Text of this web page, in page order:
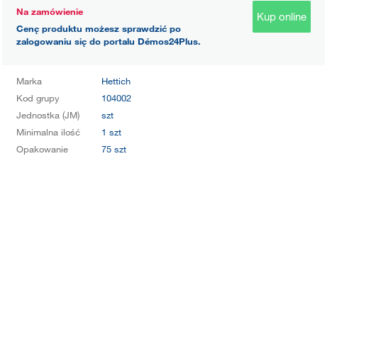
Na zamówienie
Cenę produktu możesz sprawdzić po
zalogowaniu się do portalu Démos24Plus.
Kup online
Marka
Hettich
Kod grupy
104002
Jednostka (JM)
szt
Minimalna ilość
1 szt
Opakowanie
75 szt